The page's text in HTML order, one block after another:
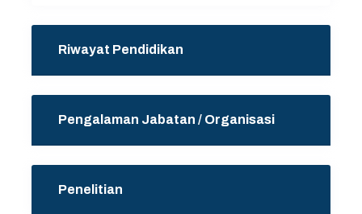
Riwayat Pendidikan
Pengalaman Jabatan / Organisasi
Penelitian